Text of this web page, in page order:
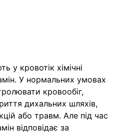
у кровотік хімічні
У нормальних умовах
кровообіг,
дихальних шляхів,
або травм. Але під час
відповідає за